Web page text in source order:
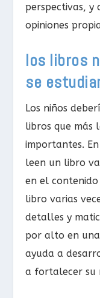
perspectivas,
opiniones
los libros
se
Los niños
libros que más
importantes.
leen un libro
en el
libro varias
detalles y
por alto en
ayuda a
a fortalecer su